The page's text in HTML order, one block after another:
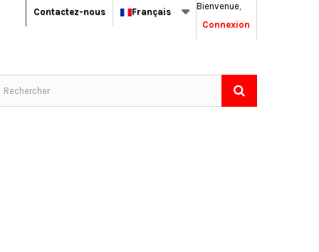
Bienvenue,
Connexion
Français
Contactez-nous